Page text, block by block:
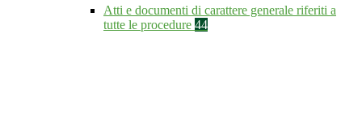
Atti e documenti di carattere generale riferiti a
tutte le procedure 44